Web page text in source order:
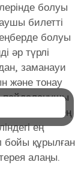
болуы
билетті
болуы
әр түрлі
заманауи
және тонау
пайдаланушы
KZ Club ең
ең
бойы құрылған
алаңы.